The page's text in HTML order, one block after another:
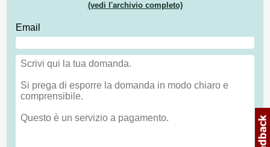
(vedi l'archivio completo)
Email